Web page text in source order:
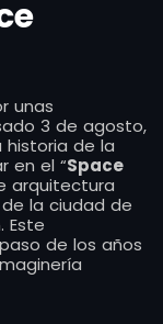
unas
3 de agosto,
historia de la
en el “Space
arquitectura
la ciudad de
Este
de los años